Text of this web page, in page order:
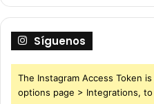
Síguenos
The Instagram Access Token
options page > Integrations,